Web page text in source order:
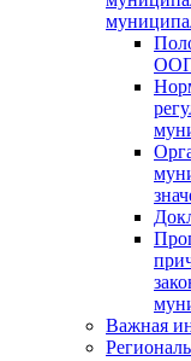
Важная